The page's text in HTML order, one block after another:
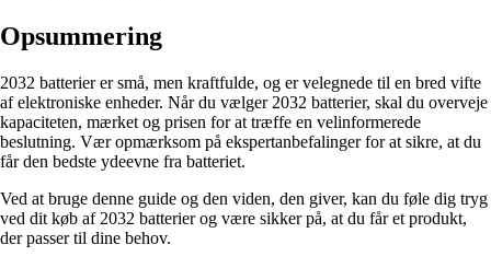
Opsummering
2032 batterier er små, men kraftfulde, og er velegnede til en bred vifte
af elektroniske enheder. Når du vælger 2032 batterier, skal du overveje
kapaciteten, mærket og prisen for at træffe en velinformerede
beslutning. Vær opmærksom på ekspertanbefalinger for at sikre, at du
får den bedste ydeevne fra batteriet.
Ved at bruge denne guide og den viden, den giver, kan du føle dig tryg
ved dit køb af 2032 batterier og være sikker på, at du får et produkt,
der passer til dine behov.